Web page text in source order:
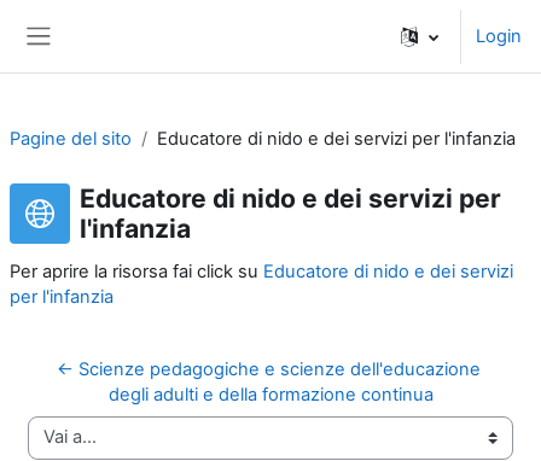
Login
Pagine del sito Educatore di nido e dei servizi per l'infanzia
Educatore di nido e dei servizi per
l'infanzia
Per aprire la risorsa fai click su Educatore di nido e dei servizi
per l'infanzia
← Scienze pedagogiche e scienze dell'educazione
degli adulti e della formazione continua
Vai a...